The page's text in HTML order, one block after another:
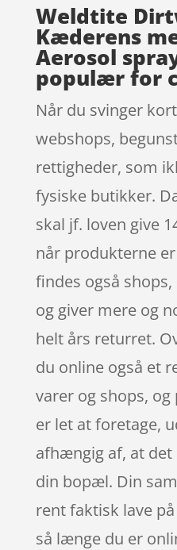
Weldtite
Kæderens
Aerosol
populær for
Når du svinger
webshops,
rettigheder, som
fysiske butikker.
skal jf. loven give
når produkterne
findes også
og giver mere og
helt års returret.
du online også et
varer og shops,
er let at foretage,
afhængig af, at
din bopæl. Din
rent faktisk lave
så længe du er